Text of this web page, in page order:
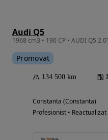
Audi Q5
Promovat
134 500 km
Constanta (Constanta)
Profesionist • Reactualizat